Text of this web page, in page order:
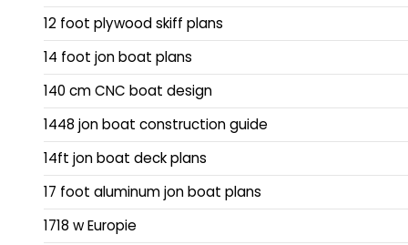
12 foot plywood skiff plans
14 foot jon boat plans
140 cm CNC boat design
1448 jon boat construction guide
14ft jon boat deck plans
17 foot aluminum jon boat plans
1718 w Europie